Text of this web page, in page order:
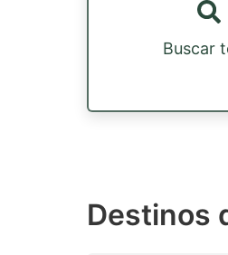
Buscar
Destinos